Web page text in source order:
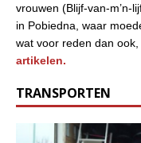
vrouwen (Blijf-van-m’n-
in Pobiedna, waar
wat voor reden dan
artikelen.
TRANSPORTEN